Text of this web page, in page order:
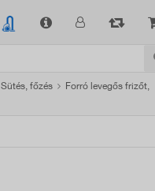
Sütés, főzés
Forró levegős frizőt,